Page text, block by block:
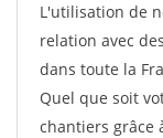
L'utilisation de
relation avec
dans toute la
Quel que soit
chantiers grâce